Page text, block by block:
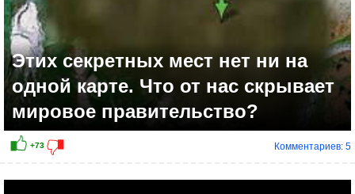
Этих секретных мест нет ни на
одной карте. Что от нас скрывает
мировое правительство?
Комментариев: 5